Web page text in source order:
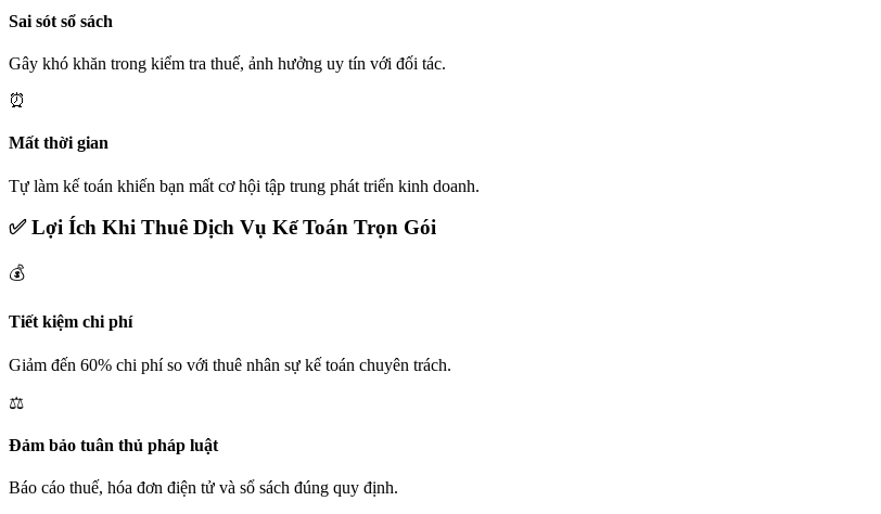
Sai sót sổ sách
Gây khó khăn trong kiểm tra thuế, ảnh hưởng uy tín với đối tác.
⏰
Mất thời gian
Tự làm kế toán khiến bạn mất cơ hội tập trung phát triển kinh doanh.
✅ Lợi Ích Khi Thuê Dịch Vụ Kế Toán Trọn Gói
💰
Tiết kiệm chi phí
Giảm đến 60% chi phí so với thuê nhân sự kế toán chuyên trách.
⚖️
Đảm bảo tuân thủ pháp luật
Báo cáo thuế, hóa đơn điện tử và sổ sách đúng quy định.